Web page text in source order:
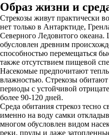
Образ жизни и
Стрекозы живут практически
нет только в Антарктиде,
Северного Ледовитого
обусловлен древним
способностью перемещаться
также отсутствием пищевой
Насекомые предпочитают
влажностью. Стрекозы обитают
периоды с устойчивой
более 90-120 дней.
Среда обитания стрекоз тесно
именно на воду самки
многом обусловлен видом
реки, пруды и даже